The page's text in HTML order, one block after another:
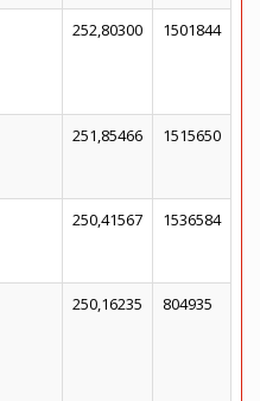
252,80300 1501844
251,85466 1515650
250,41567 1536584
250,16235 804935